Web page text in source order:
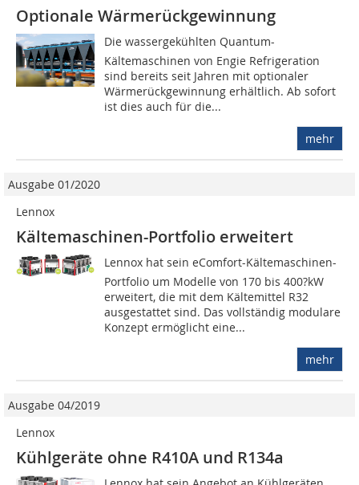
Optionale Wärmerückgewinnung
Die wassergekühlten Quantum-
Kältemaschinen von Engie Refrigeration
sind bereits seit Jahren mit optionaler
Wärmerückgewinnung erhältlich. Ab sofort
ist dies auch für die...
mehr
Ausgabe 01/2020
Lennox
Kältemaschinen-Portfolio erweitert
Lennox hat sein eComfort-Kältemaschinen-
Portfolio um Modelle von 170 bis 400?kW
erweitert, die mit dem Kältemittel R32
ausgestattet sind. Das vollständig modulare
Konzept ermöglicht eine...
mehr
Ausgabe 04/2019
Lennox
Kühlgeräte ohne R410A und R134a